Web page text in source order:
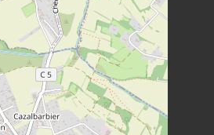
municipales
commission
de retraite La
établissements
sociaux
Se Canto